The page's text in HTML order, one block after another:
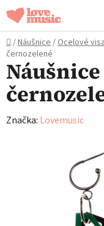
Přejít
na
obsah
Domů
/Náušnice/Ocelové
černozelené
Značka: Lovemusic